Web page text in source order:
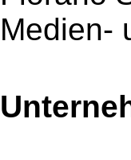
Medien-